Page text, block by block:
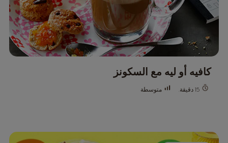
كافيه أو ليه مع السكونز
15 دقيقة. متوسطة